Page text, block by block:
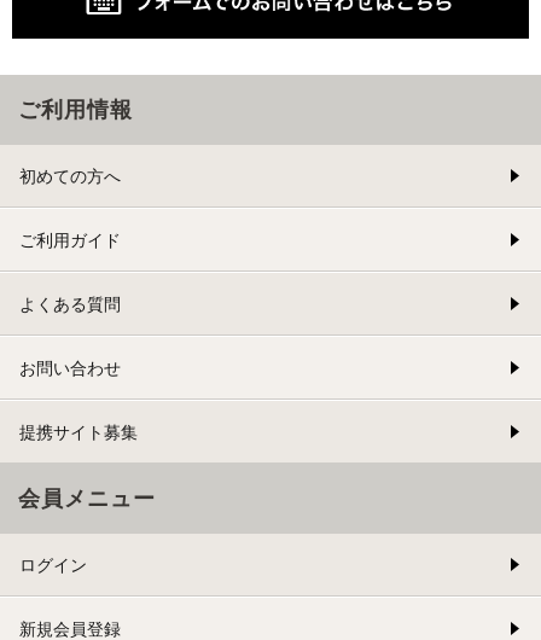
ご利用情報
初めての方へ
ご利用ガイド
よくある質問
お問い合わせ
提携サイト募集
会員メニュー
ログイン
新規会員登録